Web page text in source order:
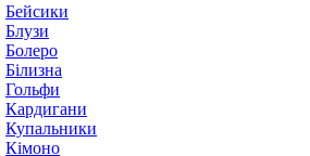
Бейсики
Блузи
Болеро
Білизна
Гольфи
Кардигани
Купальники
Кімоно